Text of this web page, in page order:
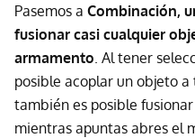
Pasemos a Combinación,
fusionar casi cualquier
armamento . Al tener
posible acoplar un objeto
también es posible
mientras apuntas abres el